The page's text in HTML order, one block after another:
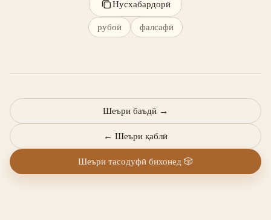
Нусхабардорӣ
рубоӣ фалсафӣ
← Шеъри қаблӣ
Шеъри баъдӣ →
Шеъри тасодуфӣ бихонед 🎲